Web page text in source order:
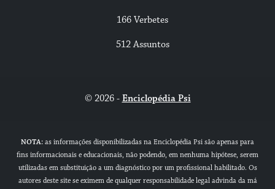
166 Verbetes
512 Assuntos
© 2026 - Enciclopédia Psi
NOTA: as informações disponibilizadas na Enciclopédia Psi são apenas para
fins informacionais e educacionais, não podendo, em nenhuma hipótese, serem
utilizadas em substituição a um diagnóstico por um profissional habilitado. Os
autores deste site se eximem de qualquer responsabilidade legal advinda da má